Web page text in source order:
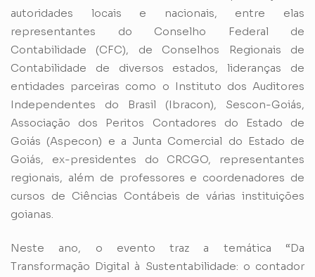
autoridades locais e nacionais, entre elas
representantes do Conselho Federal de
Contabilidade (CFC), de Conselhos Regionais de
Contabilidade de diversos estados, lideranças de
entidades parceiras como o Instituto dos Auditores
Independentes do Brasil (Ibracon), Sescon-Goiás,
Associação dos Peritos Contadores do Estado de
Goiás (Aspecon) e a Junta Comercial do Estado de
Goiás, ex-presidentes do CRCGO, representantes
regionais, além de professores e coordenadores de
cursos de Ciências Contábeis de várias instituições
goianas.
Neste ano, o evento traz a temática “Da
Transformação Digital à Sustentabilidade: o contador